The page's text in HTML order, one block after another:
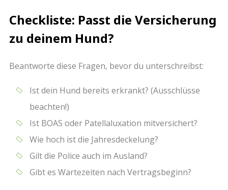
Checkliste: Passt die Versicherung
zu deinem Hund?
Beantworte diese Fragen, bevor du unterschreibst:
Ist dein Hund bereits erkrankt? (Ausschlüsse
beachten!)
Ist BOAS oder Patellaluxation mitversichert?
Wie hoch ist die Jahresdeckelung?
Gilt die Police auch im Ausland?
Gibt es Wartezeiten nach Vertragsbeginn?